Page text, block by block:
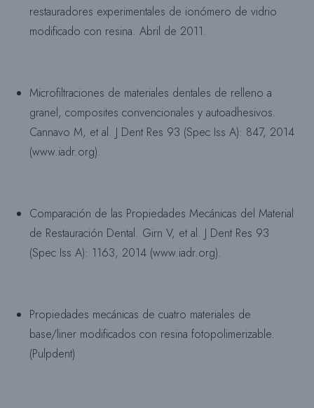
restauradores experimentales de ionómero de vidrio
modificado con resina. Abril de 2011.
Microfiltraciones de materiales dentales de relleno a
granel, composites convencionales y autoadhesivos.
Cannavo M, et al. J Dent Res 93 (Spec Iss A): 847, 2014
(www.iadr.org).
Comparación de las Propiedades Mecánicas del Material
de Restauración Dental. Girn V, et al. J Dent Res 93
(Spec Iss A): 1163, 2014 (www.iadr.org).
Propiedades mecánicas de cuatro materiales de
base/liner modificados con resina fotopolimerizable.
(Pulpdent)